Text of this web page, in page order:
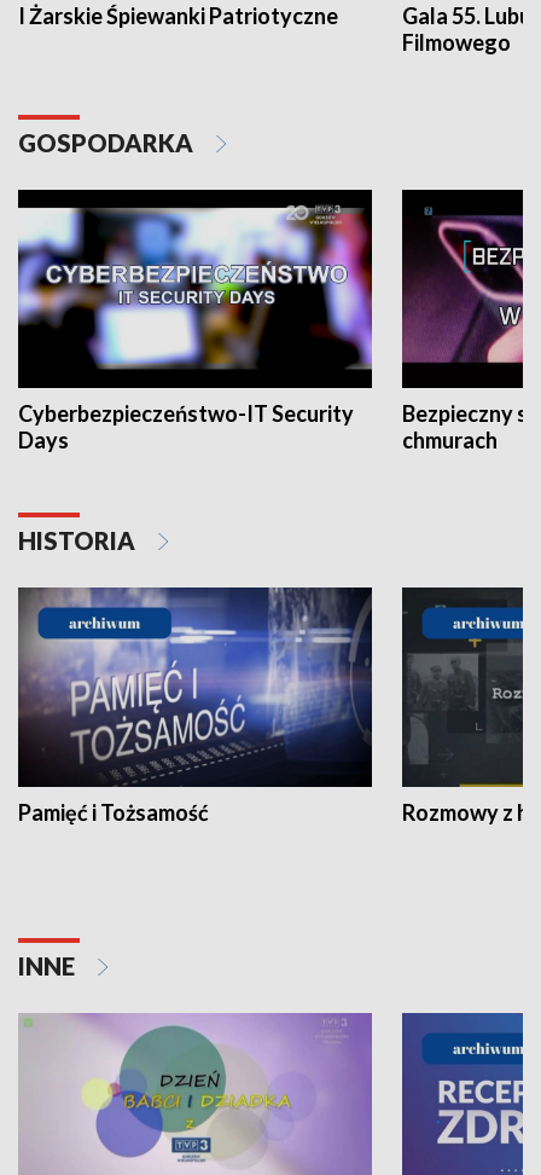
I Żarskie Śpiewanki Patriotyczne
Gala 55.
Filmowego
GOSPODARKA
Cyberbezpieczeństwo-IT Security
Days
Bezpieczny
chmurach
HISTORIA
Pamięć i Tożsamość Rozmowy z
INNE